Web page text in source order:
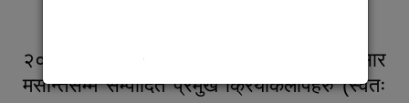
२०८३ साल बैशाख १ गतेदेखि २०८३ असार
मसान्तसम्म सम्पादित प्रमुख क्रियाकलापहरु (स्वतः